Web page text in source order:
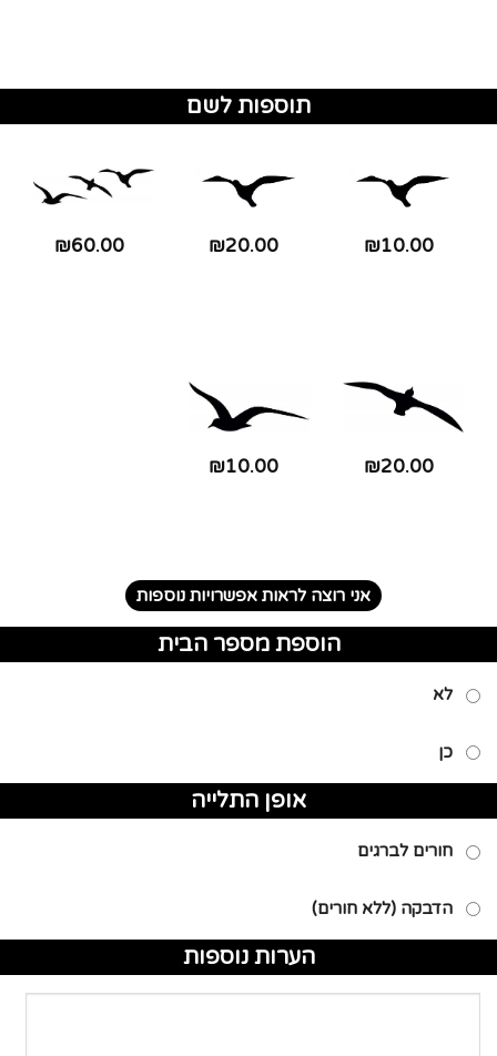
תוספות לשם
₪10.00
₪20.00
₪60.00
₪20.00
₪10.00
אני רוצה לראות אפשרויות נוספות
הוספת מספר הבית
לא
כן
אופן התלייה
חורים לברגים
הדבקה (ללא חורים)
הערות נוספות